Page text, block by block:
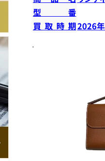
型番
買取時期2026